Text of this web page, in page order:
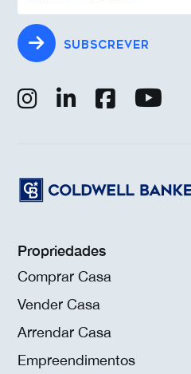
SUBSCREVER
Propriedades
Comprar Casa
Vender Casa
Arrendar Casa
Empreendimentos